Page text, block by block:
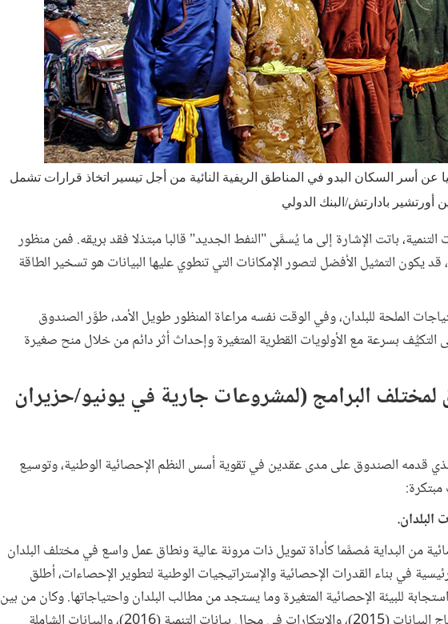
عن أسر السكان البدو في المناطق الريفية النائية من أجل تيسير اتخاذ قرارات تشمل
أورتشير بادارتش/البنك الدولي
باتت الإشارة إلى ما يُسمَّى "النفط الجديد" قالبا مبتذلا فقد بريقه. فمن منظور
قد يكون التمثيل الأفضل لتصور الإمكانات التي تنطوي عليها البيانات هو تسخير الطاقة
الملحة للبلدان، وفي الوقت نفسه مراعاة المنظور طويل الأمد، طوَّر الصندوق
التكيُّف بسرعة مع الأولويات القطرية المتغيرة وإحداث أثر دائم من خلال منح صغيرة
لمختلف البرامج (لمشروعات جارية في يونيو/حزيران
قدمه الصندوق على مدى عقدين في تقوية أسس النظم الإحصائية الوطنية، وتوسيع
البلدان.
من البداية مُصمَّما كأداة تمويل ذات مرونة عالية ونطاق عمل واسع في مختلف البلدان
في بناء القدرات الإحصائية والإستراتيجيات الوطنية لتطوير الإحصاءات، أطلق
للبيئة الإحصائية المتغيرة وما يستجد من مطالب البلدان واحتياجاتها. وكان من بين